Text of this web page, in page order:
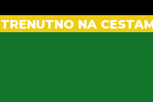
TRENUTNO NA